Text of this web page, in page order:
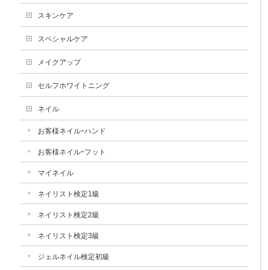
スキンケア
スペシャルケア
メイクアップ
セルフホワイトニング
ネイル
お客様ネイルｰハンド
お客様ネイルｰフット
マイネイル
ネイリスト検定1級
ネイリスト検定2級
ネイリスト検定3級
ジェルネイル検定初級